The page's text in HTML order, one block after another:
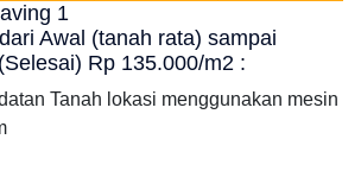
1
Awal (tanah rata) sampai
Rp 135.000/m2 :
Tanah lokasi menggunakan mesin